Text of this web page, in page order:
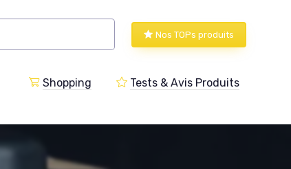
Nos TOPs produits
Shopping Tests & Avis Produits